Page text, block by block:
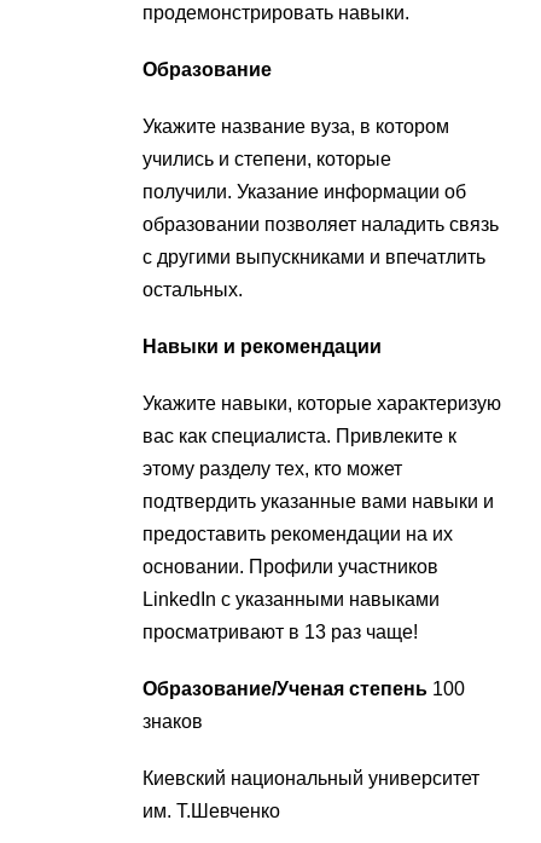
продемонстрировать навыки.
Образование
Укажите название вуза, в котором
учились и степени, которые
получили. Указание информации об
образовании позволяет наладить связь
с другими выпускниками и впечатлить
остальных.
Навыки и рекомендации
Укажите навыки, которые характеризую
вас как специалиста. Привлеките к
этому разделу тех, кто может
подтвердить указанные вами навыки и
предоставить рекомендации на их
основании. Профили участников
LinkedIn с указанными навыками
просматривают в 13 раз чаще!
Образование/Ученая степень 100
знаков
Киевский национальный университет
им. Т.Шевченко